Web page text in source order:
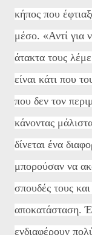
κήπος που
μέσο. «Αντί για
άτακτα τους
είναι κάτι που
που δεν τον
κάνοντας
δίνεται ένα
μπορούσαν να
σπουδές τους
αποκατάσταση.
ενδιαφέρουν